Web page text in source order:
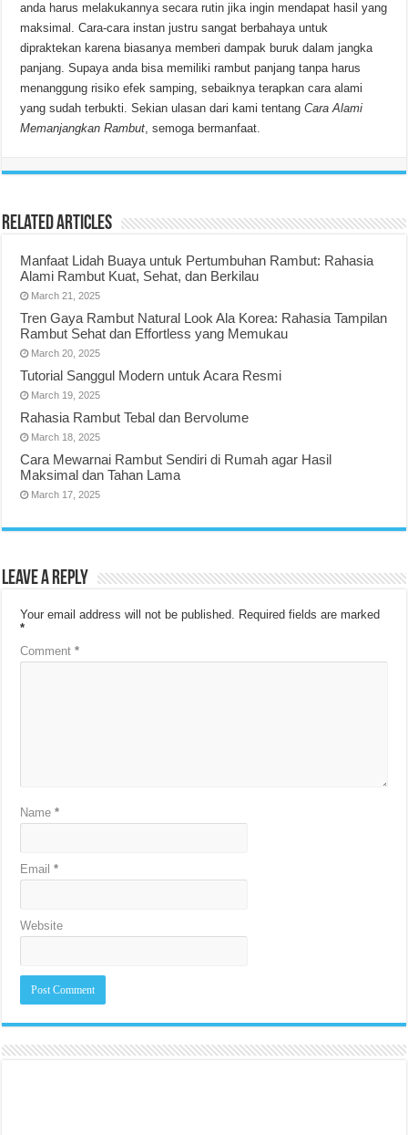
anda harus melakukannya secara rutin jika ingin mendapat hasil yang
maksimal. Cara-cara instan justru sangat berbahaya untuk
dipraktekan karena biasanya memberi dampak buruk dalam jangka
panjang. Supaya anda bisa memiliki rambut panjang tanpa harus
menanggung risiko efek samping, sebaiknya terapkan cara alami
yang sudah terbukti. Sekian ulasan dari kami tentang Cara Alami
Memanjangkan Rambut, semoga bermanfaat.
Related Articles
Manfaat Lidah Buaya untuk Pertumbuhan Rambut: Rahasia
Alami Rambut Kuat, Sehat, dan Berkilau
March 21, 2025
Tren Gaya Rambut Natural Look Ala Korea: Rahasia Tampilan
Rambut Sehat dan Effortless yang Memukau
March 20, 2025
Tutorial Sanggul Modern untuk Acara Resmi
March 19, 2025
Rahasia Rambut Tebal dan Bervolume
March 18, 2025
Cara Mewarnai Rambut Sendiri di Rumah agar Hasil
Maksimal dan Tahan Lama
March 17, 2025
Leave a Reply
Your email address will not be published. Required fields are marked
*
Comment*
Name*
Email*
Website